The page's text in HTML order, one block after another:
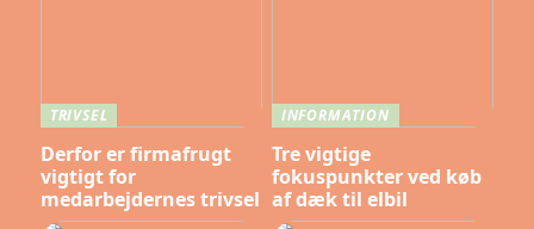
TRIVSEL
Derfor er firmafrugt
vigtigt for
medarbejdernes trivsel
INFORMATION
Tre vigtige
fokuspunkter ved køb
af dæk til elbil